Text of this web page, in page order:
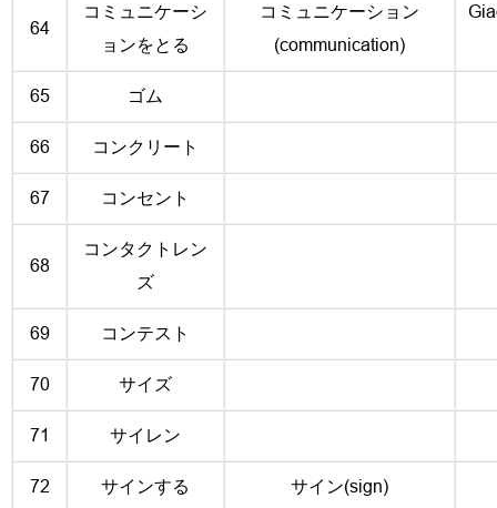
64
コミュニケーシ
ョンをとる
コミュニケーション
(communication)
65 ゴム
66 コンクリート
67 コンセント
68
コンタクトレン
ズ
69 コンテスト
70 サイズ
71 サイレン
72 サインする サイン(sign)